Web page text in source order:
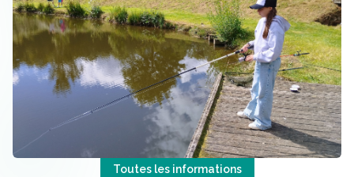
Toutes les informations